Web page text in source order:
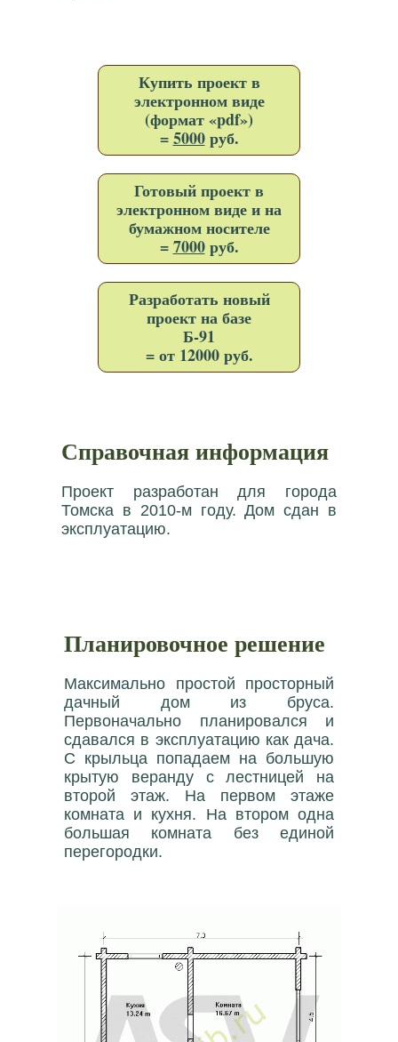
Купить проект в
электронном виде
(формат «pdf»)
=5000руб.
Готовый проект в
электронном виде и на
бумажном носителе
=7000руб.
Разработать новый
проект на базе
Б-91
= от 12000 руб.
Справочная информация
Проект разработан для города
Томска в 2010-м году. Дом сдан в
эксплуатацию.
Планировочное решение
Максимально простой просторный
дачный дом из бруса.
Первоначально планировался и
сдавался в эксплуатацию как дача.
С крыльца попадаем на большую
крытую веранду с лестницей на
второй этаж. На первом этаже
комната и кухня. На втором одна
большая комната без единой
перегородки.